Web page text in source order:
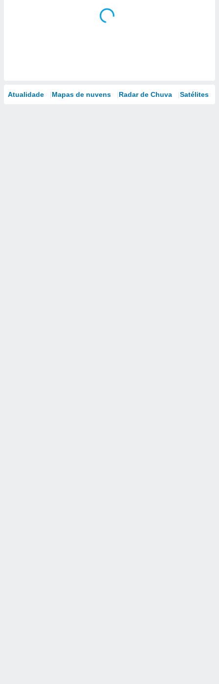
Atualidade Mapas de nuvens Radar de Chuva Satélites